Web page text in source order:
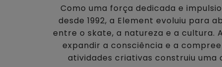
Como uma força dedicada e
desde 1992, a Element evoluiu para
entre o skate, a natureza e a cultura.
expandir a consciência e a
atividades criativas construiu uma